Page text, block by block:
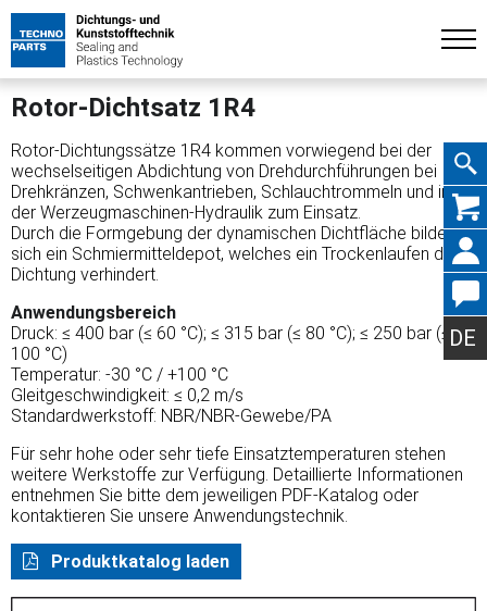
DE
Rotor-Dichtsatz 1R4
Rotor-Dichtungssätze 1R4 kommen vorwiegend bei der
wechselseitigen Abdichtung von Drehdurchführungen bei
Drehkränzen, Schwenkantrieben, Schlauchtrommeln und in
der Werzeugmaschinen-Hydraulik zum Einsatz.
Durch die Formgebung der dynamischen Dichtfläche bildet
sich ein Schmiermitteldepot, welches ein Trockenlaufen der
Dichtung verhindert.
Anwendungsbereich
Druck: ≤ 400 bar (≤ 60 °C); ≤ 315 bar (≤ 80 °C); ≤ 250 bar (≤
100 °C)
Temperatur: -30 °C / +100 °C
Gleitgeschwindigkeit: ≤ 0,2 m/s
Standardwerkstoff: NBR/NBR-Gewebe/PA
Für sehr hohe oder sehr tiefe Einsatztemperaturen stehen
weitere Werkstoffe zur Verfügung. Detaillierte Informationen
entnehmen Sie bitte dem jeweiligen PDF-Katalog oder
kontaktieren Sie unsere Anwendungstechnik.
Produktkatalog laden